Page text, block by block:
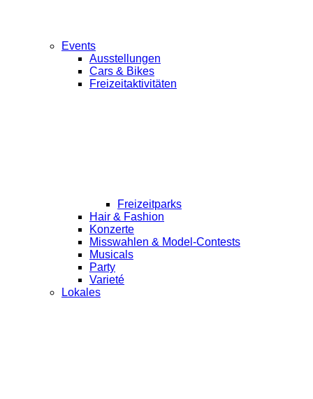
Events
Ausstellungen
Cars & Bikes
Freizeitaktivitäten
Freizeitparks
Hair & Fashion
Konzerte
Misswahlen & Model-Contests
Musicals
Party
Varieté
Lokales